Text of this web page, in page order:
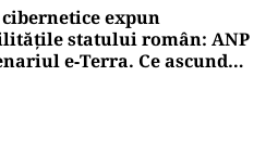
expun
statului român: ANP
e‑Terra. Ce ascund